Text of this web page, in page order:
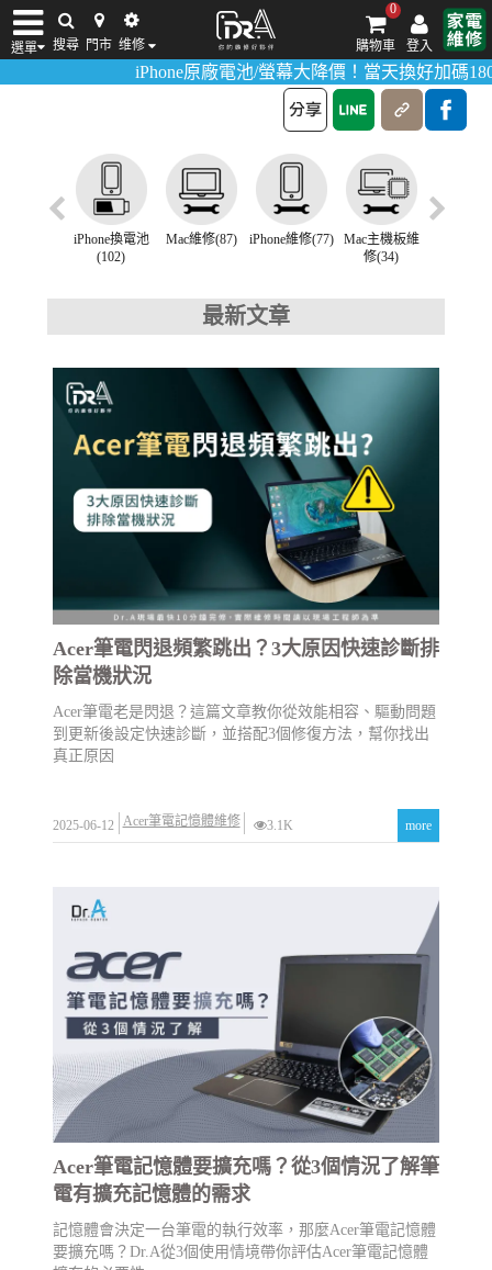
選單 搜尋 門市 维修 登入
0
購物車
筆電維修/價格 Android手機維修/價格 MacBook維修/價
iPhone原廠電池/螢幕大降價！當天換好加碼180
Acer筆電記憶體維修
首頁>維修講座>Acer筆電記憶體維修
iPhone換電池
(102)
Mac維修(87) iPhone維修(77)
Mac主機板維
修(34)
最新文章
Acer筆電閃退頻繁跳出？3大原因快速診斷排
除當機狀況
Acer筆電老是閃退？這篇文章教你從效能相容、驅動問題
到更新後設定快速診斷，並搭配3個修復方法，幫你找出
真正原因
2025-06-12 Acer筆電記憶體維修 3.1K more
Acer筆電記憶體要擴充嗎？從3個情況了解筆
電有擴充記憶體的需求
記憶體會決定一台筆電的執行效率，那麼Acer筆電記憶體
要擴充嗎？Dr.A從3個使用情境帶你評估Acer筆電記憶體